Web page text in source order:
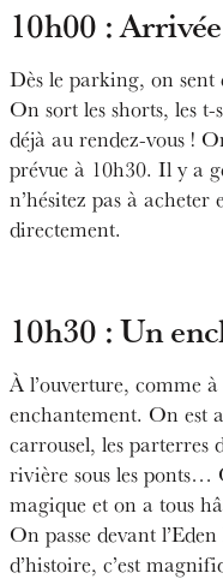
10h00 :
Dès le parking, on sent
On sort les shorts, les
déjà au rendez-vous !
prévue à 10h30. Il y a
n’hésitez pas à acheter
directement.
10h30 : Un
À l’ouverture, comme à
enchantement. On est
carrousel, les parterres
rivière sous les ponts…
magique et on a tous
On passe devant
d’histoire, c’est